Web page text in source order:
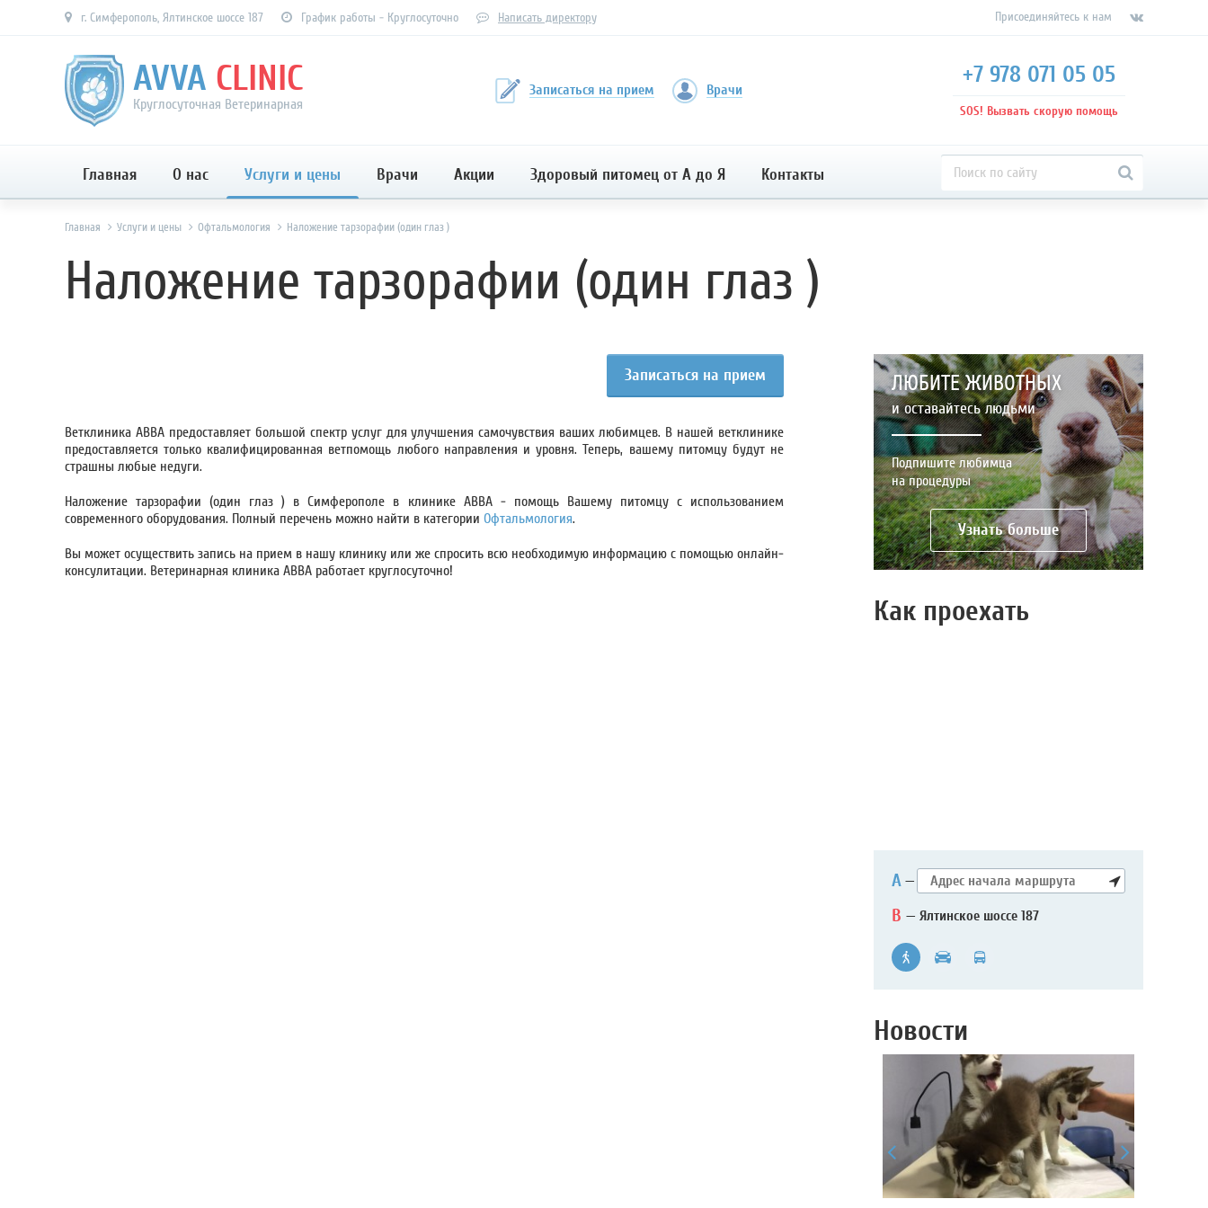
г. Симферополь, Ялтинское шоссе 187 График работы - Круглосуточно Написать директору Присоединяйтесь к нам
AVVA CLINIC
Круглосуточная Ветеринарная
Записаться на прием Врачи
+7 978 071 05 05
SOS! Вызвать скорую помощь
Главная О нас Услуги и цены Врачи Акции Здоровый питомец от А до Я Контакты
Главная Услуги и цены Офтальмология Наложение тарзорафии (один глаз )
Наложение тарзорафии (один глаз )
Записаться на прием
Ветклиника АВВА предоставляет большой спектр услуг для улучшения самочувствия ваших любимцев. В нашей ветклинике
предоставляется только квалифицированная ветпомощь любого направления и уровня. Теперь, вашему питомцу будут не
страшны любые недуги.
Наложение тарзорафии (один глаз ) в Симферополе в клинике АВВА - помощь Вашему питомцу с использованием
современного оборудования. Полный перечень можно найти в категории Офтальмология.
Вы может осуществить запись на прием в нашу клинику или же спросить всю необходимую информацию с помощью онлайн-
консулитации. Ветеринарная клиника АВВА работает круглосуточно!
ЛЮБИТЕ ЖИВОТНЫХ
и оставайтесь людьми
Подпишите любимца
на процедуры
Узнать больше
Как проехать
А —
B — Ялтинское шоссе 187
Новости